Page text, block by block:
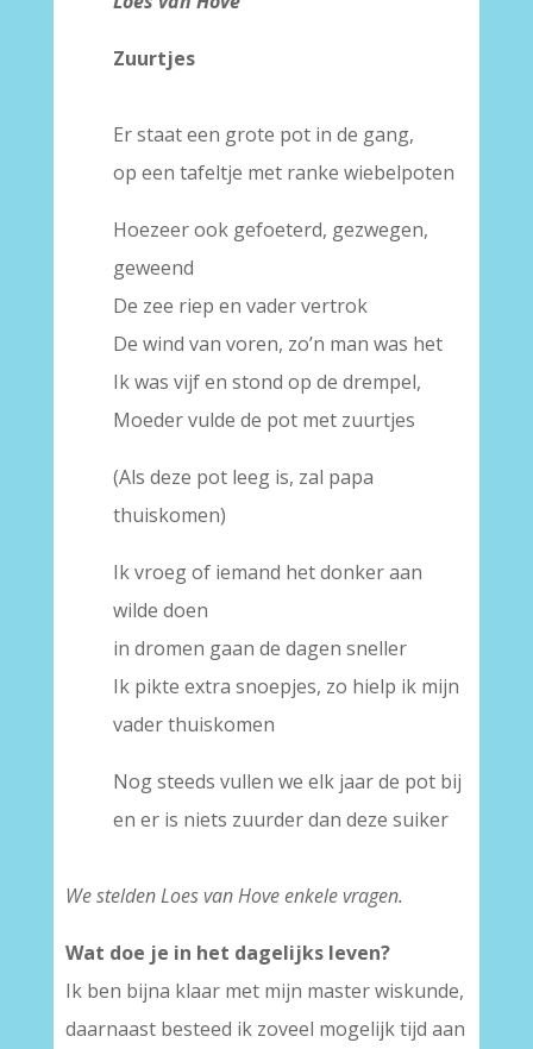
Zuurtjes
Er staat een grote pot in de gang,
op een tafeltje met ranke wiebelpoten
Hoezeer ook gefoeterd, gezwegen,
geweend
De zee riep en vader vertrok
De wind van voren, zo’n man was het
Ik was vijf en stond op de drempel,
Moeder vulde de pot met zuurtjes
(Als deze pot leeg is, zal papa
thuiskomen)
Ik vroeg of iemand het donker aan
wilde doen
in dromen gaan de dagen sneller
Ik pikte extra snoepjes, zo hielp ik mijn
vader thuiskomen
Nog steeds vullen we elk jaar de pot bij
en er is niets zuurder dan deze suiker
We stelden Loes van Hove enkele vragen.
Wat doe je in het dagelijks leven?
Ik ben bijna klaar met mijn master wiskunde,
daarnaast besteed ik zoveel mogelijk tijd aan